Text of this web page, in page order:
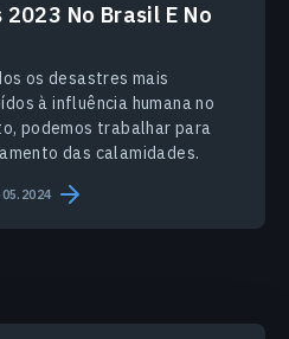
No Brasil E No
os desastres mais
à influência humana no
podemos trabalhar para
das calamidades.